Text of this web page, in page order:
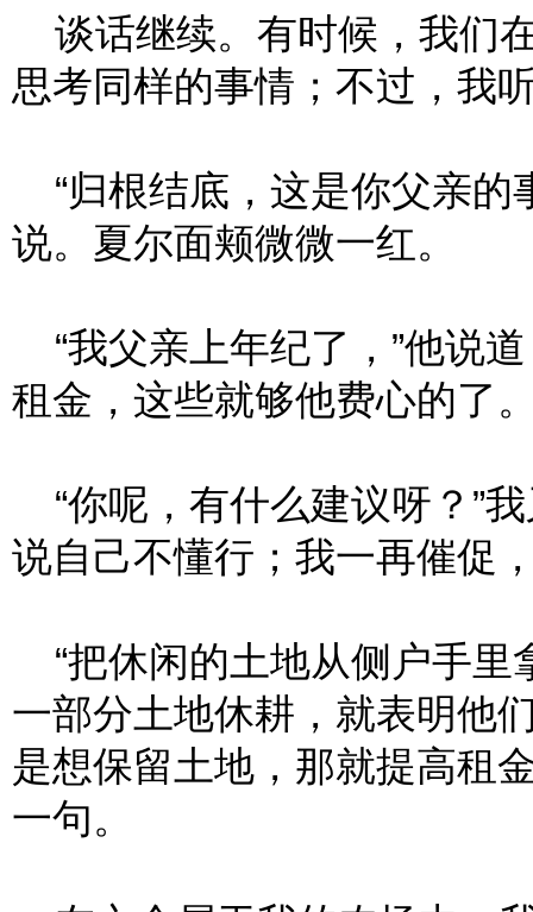
谈话继续。有时候，我们
思考同样的事情；不过，我
“归根结底，这是你父亲的
说。夏尔面颊微微一红。
“我父亲上年纪了，”他说
租金，这些就够他费心的了
“你呢，有什么建议呀？”
说自己不懂行；我一再催促
“把休闲的土地从侧户手里
一部分土地休耕，就表明他
是想保留土地，那就提高租
一句。